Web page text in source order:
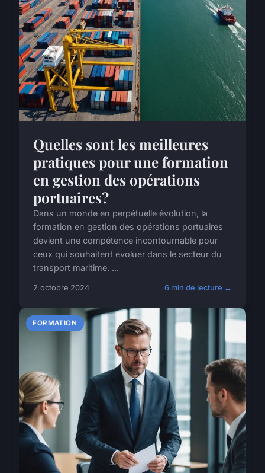
Quelles sont les meilleures
pratiques pour une formation
en gestion des opérations
portuaires?
Dans un monde en perpétuelle évolution, la
formation en gestion des opérations portuaires
devient une compétence incontournable pour
ceux qui souhaitent évoluer dans le secteur du
transport maritime. ...
2 octobre 2024 6 min de lecture →
FORMATION